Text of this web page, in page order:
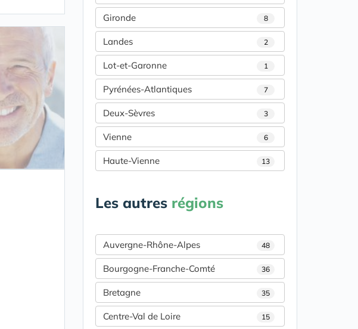
Gironde 8
Landes 2
Lot-et-Garonne 1
Pyrénées-Atlantiques 7
Deux-Sèvres 3
Vienne 6
Haute-Vienne 13
Les autres régions
Auvergne-Rhône-Alpes 48
Bourgogne-Franche-Comté 36
Bretagne 35
Centre-Val de Loire 15